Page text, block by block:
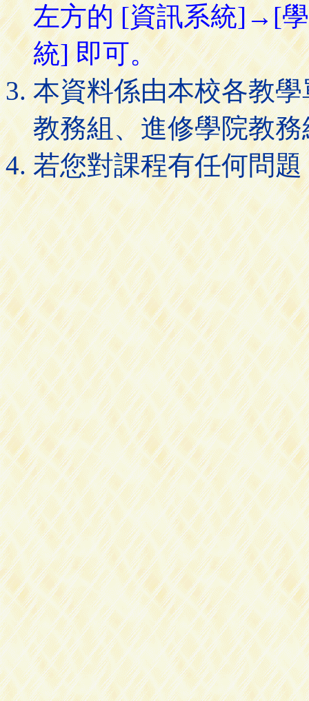
左方的 [資訊系統]→[
統] 即可。
本資料係由本校各教
教務組、進修學院教
若您對課程有任何問